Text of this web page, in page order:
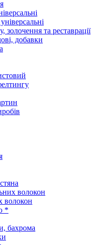
золочення та реставрації
добавки
волокон
волокон
*
бахрома